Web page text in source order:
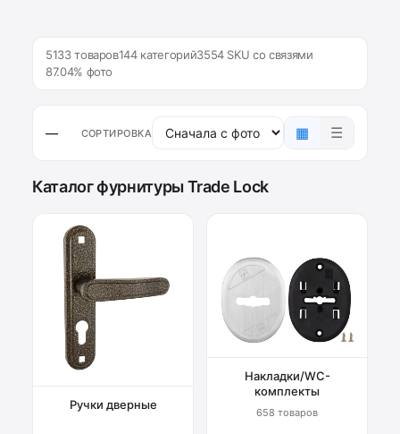
5133 товаров144 категорий3554 SKU со связями
87.04% фото
— СОРТИРОВКА ▦ ☰
Каталог фурнитуры Trade Lock
Ручки дверные
Накладки/WC-
комплекты
658 товаров